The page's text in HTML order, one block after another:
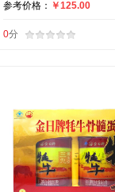
参考价格： ￥125.00
0分